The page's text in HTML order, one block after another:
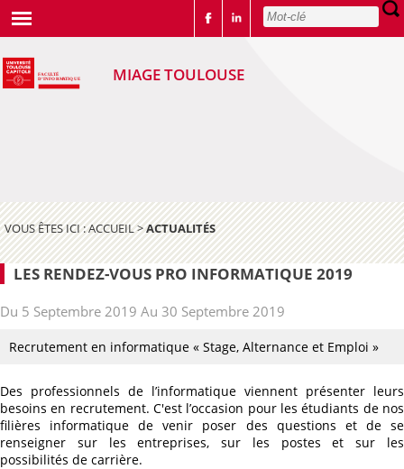
MIAGE TOULOUSE
VOUS ÊTES ICI :ACCUEIL>ACTUALITÉS
LES RENDEZ-VOUS PRO INFORMATIQUE 2019
Du 5 Septembre 2019 Au 30 Septembre 2019
Recrutement en informatique « Stage, Alternance et Emploi »
Des professionnels de l’informatique viennent présenter leurs
besoins en recrutement. C'est l’occasion pour les étudiants de nos
filières informatique de venir poser des questions et de se
renseigner sur les entreprises, sur les postes et sur les
possibilités de carrière.